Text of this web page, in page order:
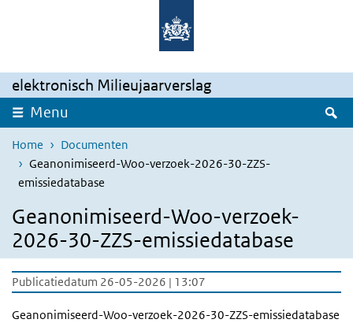
Overslaan en naar de inhoud gaan
elektronisch Milieujaarverslag
Menu
Home
Documenten
Geanonimiseerd-Woo-verzoek-2026-30-ZZS-
emissiedatabase
Geanonimiseerd-Woo-verzoek-
2026-30-ZZS-emissiedatabase
Publicatiedatum 26-05-2026 | 13:07
Geanonimiseerd-Woo-verzoek-2026-30-ZZS-emissiedatabase